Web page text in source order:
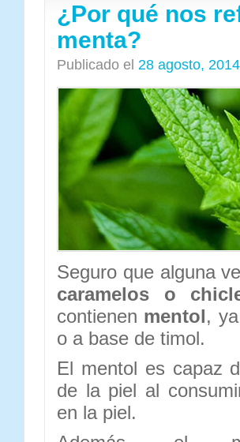
¿Por qué nos
menta?
Publicado el 28 agosto, 2014
Seguro que alguna
caramelos o
contienen mentol,
o a base de timol.
El mentol es capaz
de la piel al
en la piel.